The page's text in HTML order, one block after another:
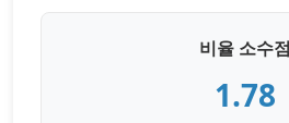
비율 소수점
1.78